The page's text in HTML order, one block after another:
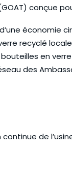
conçue
économie
recyclé
en
des
de